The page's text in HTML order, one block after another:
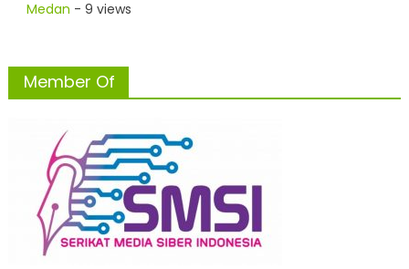
Medan - 9 views
Member Of